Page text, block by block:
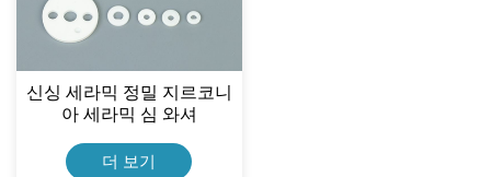
신싱 세라믹 정밀 지르코니
아 세라믹 심 와셔
더 보기